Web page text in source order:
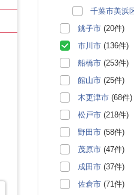
千葉市美浜
銚子市 (20件)
市川市 (136件)
船橋市 (253件)
館山市 (25件)
木更津市 (68件)
松戸市 (218件)
野田市 (58件)
茂原市 (47件)
成田市 (37件)
佐倉市 (71件)